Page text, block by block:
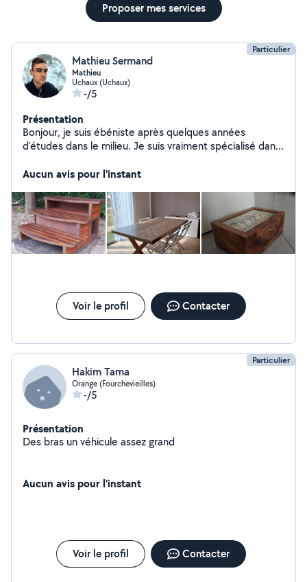
Proposer mes services
Particulier
Mathieu Sermand
Mathieu
Uchaux (Uchaux)
-/5
Présentation
Bonjour, je suis ébéniste après quelques années
d'études dans le milieu. Je suis vraiment spécialisé dans
travaillé dans une entreprise qui faisait de la cuisine haut
venir me contacter ne serait-ce que pour un éventuel
devis. Merci d'avance Cordialement Mathieu
Aucun avis pour l'instant
Voir le profil Contacter
Particulier
Hakim Tama
Orange (Fourchevieilles)
-/5
Présentation
Des bras un véhicule assez grand
Aucun avis pour l'instant
Voir le profil Contacter